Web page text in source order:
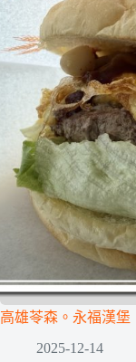
高雄苓森。永福漢堡
2025-12-14